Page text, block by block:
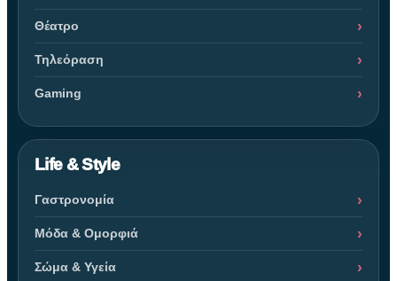
Θέατρο
Τηλεόραση
Gaming
Life & Style
Γαστρονομία
Μόδα & Ομορφιά
Σώμα & Υγεία